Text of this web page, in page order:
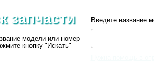
запчасти
модели или номер
кнопку "Искать"
Введите название